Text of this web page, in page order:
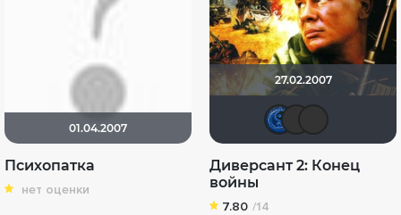
01.04.2007
Психопатка
нет оценки
27.02.2007
Диверсант 2: Конец
войны
7.80 /14